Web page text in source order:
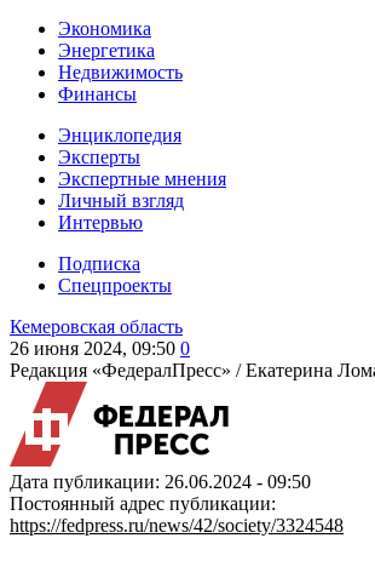
Экономика
Энергетика
Недвижимость
Финансы
Энциклопедия
Эксперты
Экспертные мнения
Личный взгляд
Интервью
Подписка
Спецпроекты
Кемеровская область
26 июня 2024, 09:50 0
Редакция «ФедералПресс» /Екатерина
Дата публикации: 26.06.2024 - 09:50
Постоянный адрес публикации:
https://fedpress.ru/news/42/society/3324548